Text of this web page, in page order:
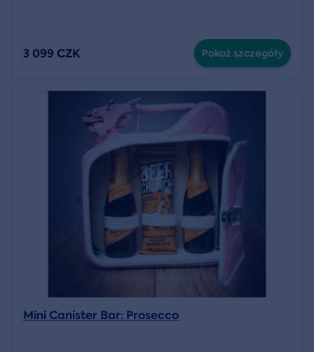
3 099 CZK Pokaż szczegóły
Mini Canister Bar: Prosecco